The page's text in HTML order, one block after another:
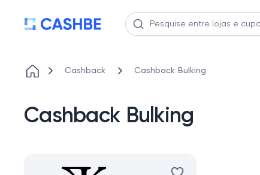
Cashback Cashback Bulking
Cashback Bulking